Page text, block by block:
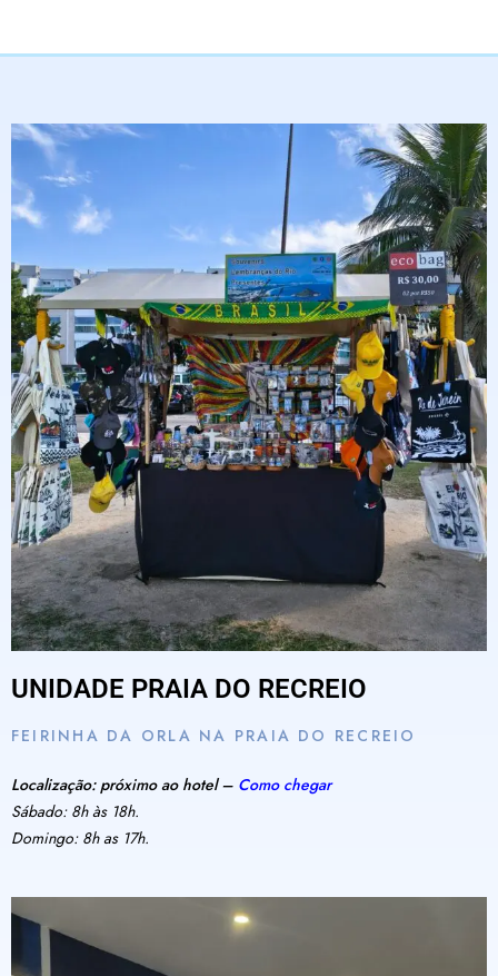
UNIDADE PRAIA DO RECREIO
FEIRINHA DA ORLA NA PRAIA DO RECREIO
Localização: próximo ao hotel – Como chegar
Sábado: 8h às 18h.
Domingo: 8h as 17h.